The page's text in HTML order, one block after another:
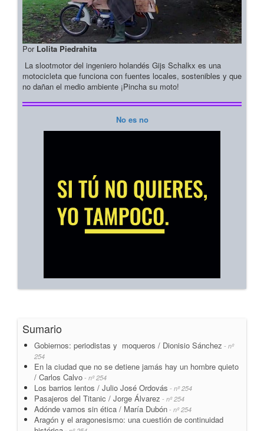
Por Lolita Piedrahita
La slootmotor del ingeniero holandés Gijs Schalkx es una
motocicleta que funciona con fuentes locales, sostenibles y que
no dañan el medio ambiente ¡Pincha su moto!
No es no
Sumario
Gobiernos: periodistas y moqueros / Dionisio Sánchez - nº
254
En la ciudad que no se detiene jamás hay un hombre quieto
/ Carlos Calvo - nº 254
Los barrios lentos / Julio José Ordovás - nº 254
Pasajeros del Titanic / Jorge Álvarez - nº 254
Adónde vamos sin ética / María Dubón - nº 254
Aragón y el aragonesismo: una cuestión de continuidad